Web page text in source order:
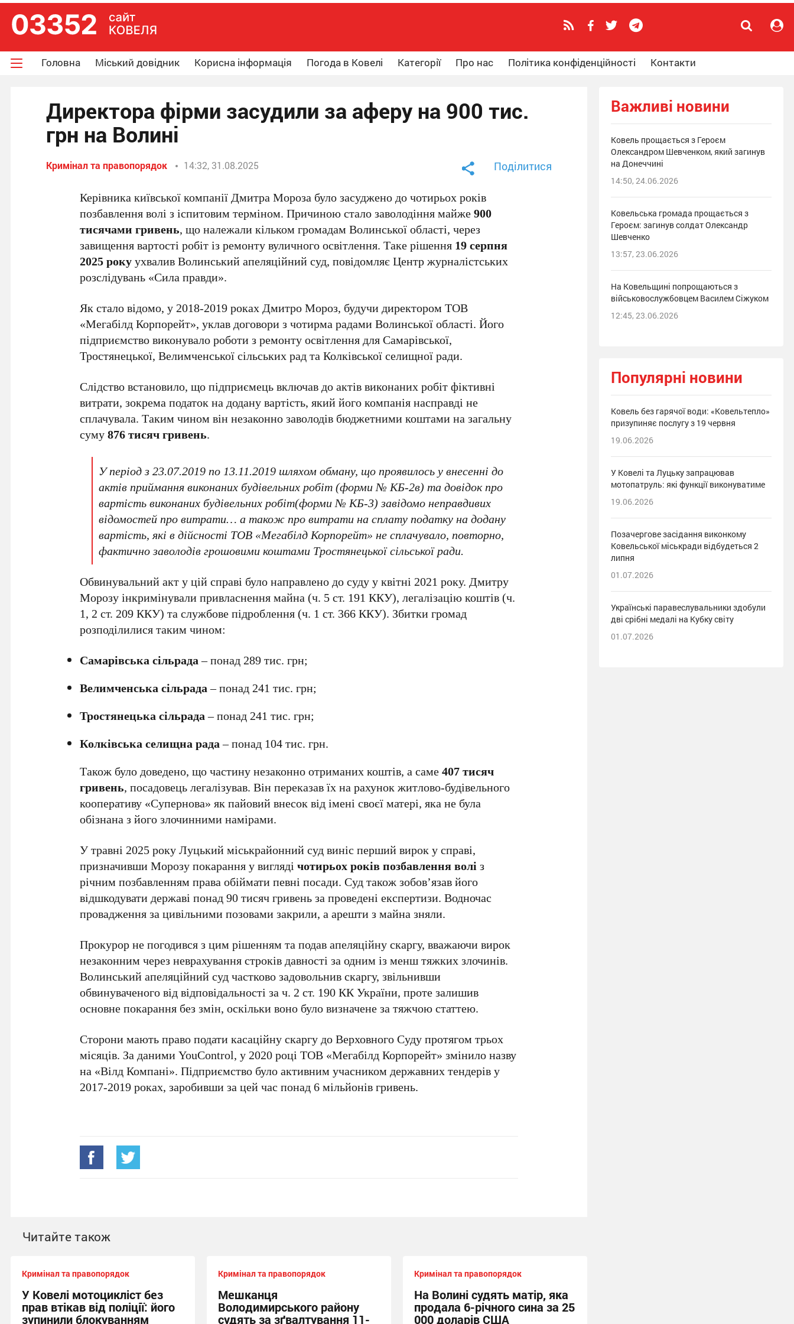
Головна Міський довідник Корисна інформація Погода в Ковелі Категорії Про нас Політика конфіденційності Контакти
Директора фірми засудили за аферу на 900 тис.
грн на Волині
Кримінал та правопорядок 14:32, 31.08.2025 Поділитися
Керівника київської компанії Дмитра Мороза було засуджено до чотирьох років
позбавлення волі з іспитовим терміном. Причиною стало заволодіння майже900
тисячами гривень, що належали кільком громадам Волинської області, через
завищення вартості робіт із ремонту вуличного освітлення. Таке рішення 19 серпня
2025 рокуухвалив Волинський апеляційний суд, повідомляє Центр журналістських
розслідувань «Сила правди».
Як стало відомо, у 2018-2019 роках Дмитро Мороз, будучи директором ТОВ
«Мегабілд Корпорейт», уклав договори з чотирма радами Волинської області. Його
підприємство виконувало роботи з ремонту освітлення для Самарівської,
Тростянецької, Велимченської сільських рад та Колківської селищної ради.
Слідство встановило, що підприємець включав до актів виконаних робіт фіктивні
витрати, зокрема податок на додану вартість, який його компанія насправді не
сплачувала. Таким чином він незаконно заволодів бюджетними коштами на загальну
суму876 тисяч гривень.
У період з 23.07.2019 по 13.11.2019 шляхом обману, що проявилось у внесенні до
актів приймання виконаних будівельних робіт (форми № КБ-2в) та довідок про
вартість виконаних будівельних робіт(форми № КБ-3) завідомо неправдивих
відомостей про витрати… а також про витрати на сплату податку на додану
вартість, які в дійсності ТОВ «Мегабілд Корпорейт» не сплачувало, повторно,
фактично заволодів грошовими коштами Тростянецької сільської ради.
Обвинувальний акт у цій справі було направлено до суду у квітні 2021 року. Дмитру
Морозу інкримінували привласнення майна (ч. 5 ст. 191 ККУ), легалізацію коштів (ч.
1, 2 ст. 209 ККУ) та службове підроблення (ч. 1 ст. 366 ККУ). Збитки громад
розподілилися таким чином:
Самарівська сільрада– понад 289 тис. грн;
Велимченська сільрада– понад 241 тис. грн;
Тростянецька сільрада– понад 241 тис. грн;
Колківська селищна рада– понад 104 тис. грн.
Також було доведено, що частину незаконно отриманих коштів, а саме407 тисяч
гривень, посадовець легалізував. Він переказав їх на рахунок житлово-будівельного
кооперативу «Супернова» як пайовий внесок від імені своєї матері, яка не була
обізнана з його злочинними намірами.
У травні 2025 року Луцький міськрайонний суд виніс перший вирок у справі,
призначивши Морозу покарання у виглядічотирьох років позбавлення воліз
річним позбавленням права обіймати певні посади. Суд також зобов’язав його
відшкодувати державі понад 90 тисяч гривень за проведені експертизи. Водночас
провадження за цивільними позовами закрили, а арешти з майна зняли.
Прокурор не погодився з цим рішенням та подав апеляційну скаргу, вважаючи вирок
незаконним через неврахування строків давності за одним із менш тяжких злочинів.
Волинський апеляційний суд частково задовольнив скаргу, звільнивши
обвинуваченого від відповідальності за ч. 2 ст. 190 КК України, проте залишив
основне покарання без змін, оскільки воно було визначене за тяжчою статтею.
Сторони мають право подати касаційну скаргу до Верховного Суду протягом трьох
місяців. За даними YouControl, у 2020 році ТОВ «Мегабілд Корпорейт» змінило назву
на «Вілд Компані». Підприємство було активним учасником державних тендерів у
2017-2019 роках, заробивши за цей час понад 6 мільйонів гривень.
Читайте також
Кримінал та правопорядок
У Ковелі мотоцикліст без
прав втікав від поліції: його
зупинили блокуванням
Кримінал та правопорядок
Мешканця
Володимирського району
судять за зґвалтування 11-
Кримінал та правопорядок
На Волині судять матір, яка
продала 6-річного сина за 25
000 доларів США
Важливі новини
Ковель прощається з Героєм
Олександром Шевченком, який загинув
на Донеччині
14:50, 24.06.2026
Ковельська громада прощається з
Героєм: загинув солдат Олександр
Шевченко
13:57, 23.06.2026
На Ковельщині попрощаються з
військовослужбовцем Василем Сіжуком
12:45, 23.06.2026
Популярні новини
Ковель без гарячої води: «Ковельтепло»
призупиняє послугу з 19 червня
19.06.2026
У Ковелі та Луцьку запрацював
мотопатруль: які функції виконуватиме
19.06.2026
Позачергове засідання виконкому
Ковельської міськради відбудеться 2
липня
01.07.2026
Українські паравеслувальники здобули
дві срібні медалі на Кубку світу
01.07.2026